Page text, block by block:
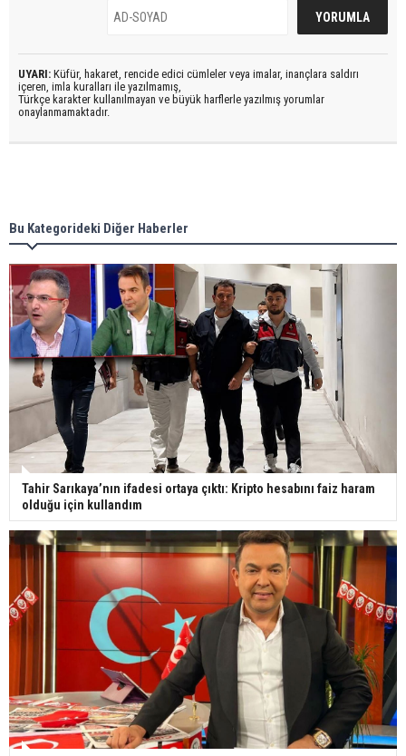
UYARI: Küfür, hakaret, rencide edici cümleler veya imalar, inançlara saldırı
içeren, imla kuralları ile yazılmamış,
Türkçe karakter kullanılmayan ve büyük harflerle yazılmış yorumlar
onaylanmamaktadır.
Bu Kategorideki Diğer Haberler
Tahir Sarıkaya’nın ifadesi ortaya çıktı: Kripto hesabını faiz haram
olduğu için kullandım